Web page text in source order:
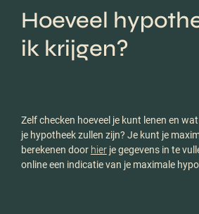
Hoeveel
ik krijgen?
Zelf checken hoeveel je kunt lenen en
je hypotheek zullen zijn? Je kunt je
berekenen door hierje gegevens in te
online een indicatie van je maximale